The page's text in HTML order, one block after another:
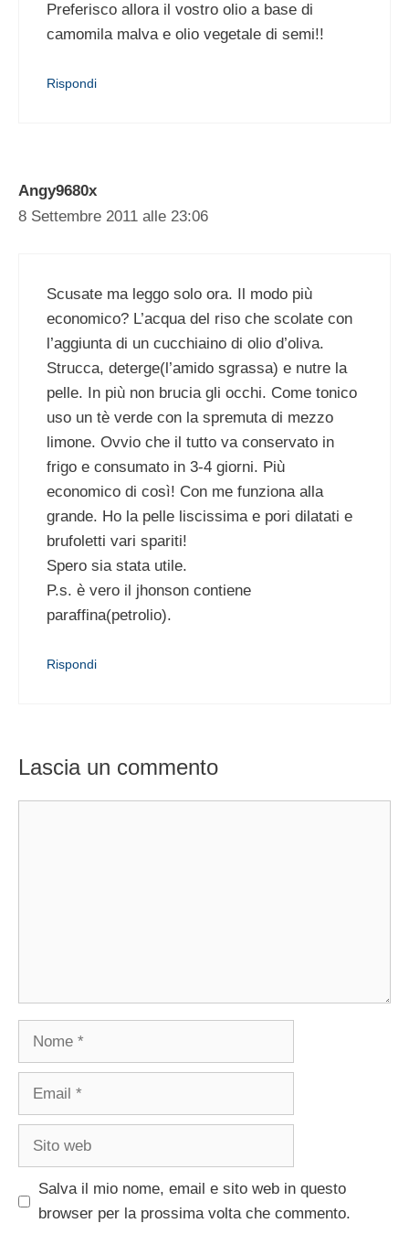
Preferisco allora il vostro olio a base di
camomila malva e olio vegetale di semi!!
Rispondi
Angy9680x
8 Settembre 2011 alle 23:06
Scusate ma leggo solo ora. Il modo più
economico? L’acqua del riso che scolate con
l’aggiunta di un cucchiaino di olio d’oliva.
Strucca, deterge(l’amido sgrassa) e nutre la
pelle. In più non brucia gli occhi. Come tonico
uso un tè verde con la spremuta di mezzo
limone. Ovvio che il tutto va conservato in
frigo e consumato in 3-4 giorni. Più
economico di così! Con me funziona alla
grande. Ho la pelle liscissima e pori dilatati e
brufoletti vari spariti!
Spero sia stata utile.
P.s. è vero il jhonson contiene
paraffina(petrolio).
Rispondi
Lascia un commento
Nome
Email
Sito
Salva il mio nome, email e sito web in questo
browser per la prossima volta che commento.